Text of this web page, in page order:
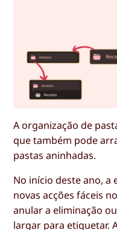
A organização de
que também pode
pastas aninhadas.
No início deste ano, a
novas acções fáceis
anular a eliminação
largar para etiquetar.